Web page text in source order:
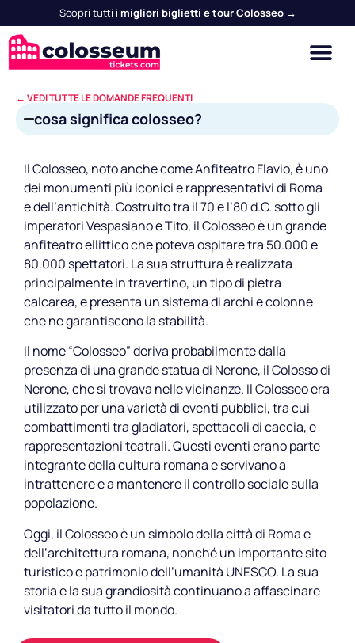
Scopri tutti i migliori biglietti e tour Colosseo →
← VEDI TUTTE LE DOMANDE FREQUENTI
cosa significa colosseo?
Il Colosseo, noto anche come Anfiteatro Flavio, è uno
dei monumenti più iconici e rappresentativi di Roma
e dell’antichità. Costruito tra il 70 e l’80 d.C. sotto gli
imperatori Vespasiano e Tito, il Colosseo è un grande
anfiteatro ellittico che poteva ospitare tra 50.000 e
80.000 spettatori. La sua struttura è realizzata
principalmente in travertino, un tipo di pietra
calcarea, e presenta un sistema di archi e colonne
che ne garantiscono la stabilità.
Il nome “Colosseo” deriva probabilmente dalla
presenza di una grande statua di Nerone, il Colosso di
Nerone, che si trovava nelle vicinanze. Il Colosseo era
utilizzato per una varietà di eventi pubblici, tra cui
combattimenti tra gladiatori, spettacoli di caccia, e
rappresentazioni teatrali. Questi eventi erano parte
integrante della cultura romana e servivano a
intrattenere e a mantenere il controllo sociale sulla
popolazione.
Oggi, il Colosseo è un simbolo della città di Roma e
dell’architettura romana, nonché un importante sito
turistico e patrimonio dell’umanità UNESCO. La sua
storia e la sua grandiosità continuano a affascinare
visitatori da tutto il mondo.